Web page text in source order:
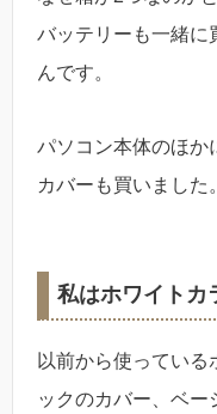
バッテリーも一緒に
んです。
パソコン本体のほか
カバーも買いました。
私はホワイトカ
以前から使ってい
ックのカバー、ベー